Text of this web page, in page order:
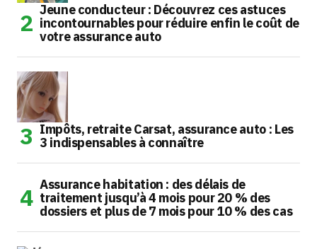
Jeune conducteur : Découvrez ces astuces
incontournables pour réduire enfin le coût de
votre assurance auto
Impôts, retraite Carsat, assurance auto : Les
3 indispensables à connaître
Assurance habitation : des délais de
traitement jusqu’à 4 mois pour 20 % des
dossiers et plus de 7 mois pour 10 % des cas